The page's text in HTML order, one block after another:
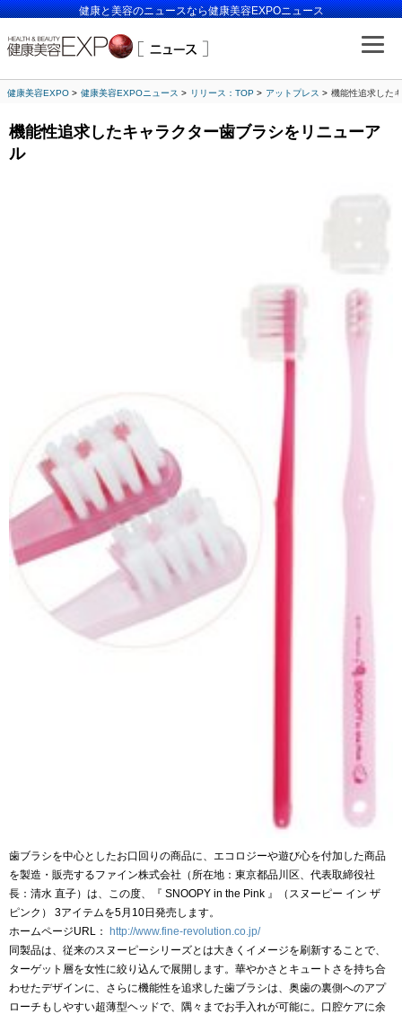
健康と美容のニュースなら健康美容EXPOニュース
健康美容EXPO 健康美容EXPOニュース リリース：TOP アットプレス 機能性追求した
機能性追求したキャラクター歯ブラシをリニューア
ル
歯ブラシを中心としたお口回りの商品に、エコロジーや遊び心を付加した商品
を製造・販売するファイン株式会社（所在地：東京都品川区、代表取締役社
長：清水 直子）は、この度、『 SNOOPY in the Pink 』（スヌーピー イン ザ
ピンク） 3アイテムを5月10日発売します。
ホームページURL： http://www.fine-revolution.co.jp/
同製品は、従来のスヌーピーシリーズとは大きくイメージを刷新することで、
ターゲット層を女性に絞り込んで展開します。華やかさとキュートさを持ち合
わせたデザインに、さらに機能性を追求した歯ブラシは、奥歯の裏側へのアプ
ローチもしやすい超薄型ヘッドで、隅々までお手入れが可能に。口腔ケアに余